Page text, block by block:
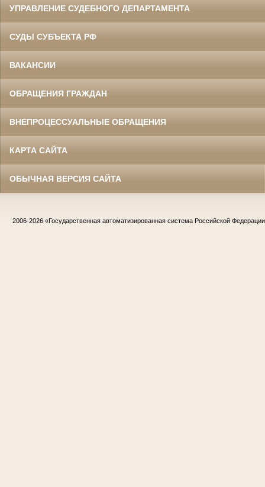
УПРАВЛЕНИЕ СУДЕБНОГО ДЕПАРТАМЕНТА
СУДЫ СУБЪЕКТА РФ
ВАКАНСИИ
ОБРАЩЕНИЯ ГРАЖДАН
ВНЕПРОЦЕССУАЛЬНЫЕ ОБРАЩЕНИЯ
КАРТА САЙТА
ОБЫЧНАЯ ВЕРСИЯ САЙТА
2006-2026 «Государственная автоматизированная система Российской